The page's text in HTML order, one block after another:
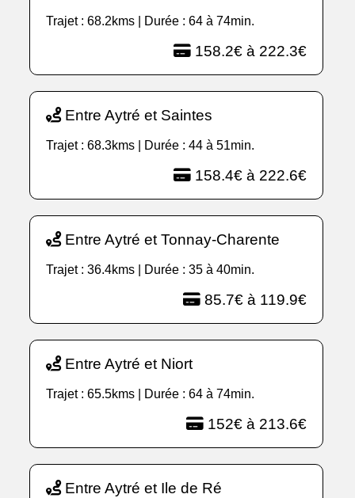
Trajet : 68.2kms | Durée : 64 à 74min.
158.2€ à 222.3€
Entre Aytré et Saintes
Trajet : 68.3kms | Durée : 44 à 51min.
158.4€ à 222.6€
Entre Aytré et Tonnay-Charente
Trajet : 36.4kms | Durée : 35 à 40min.
85.7€ à 119.9€
Entre Aytré et Niort
Trajet : 65.5kms | Durée : 64 à 74min.
152€ à 213.6€
Entre Aytré et Ile de Ré